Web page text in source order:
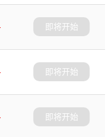
即将开始
即将开始
即将开始